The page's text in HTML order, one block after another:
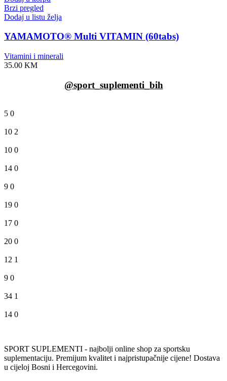
Brzi pregled
Dodaj u listu želja
YAMAMOTO® Multi VITAMIN (60tabs)
Vitamini i minerali
35.00 KM
@sport_suplementi_bih
5 0
10 2
10 0
14 0
9 0
19 0
17 0
20 0
12 1
9 0
34 1
14 0
SPORT SUPLEMENTI - najbolji online shop za sportsku
suplementaciju. Premijum kvalitet i najpristupačnije cijene! Dostava
u cijeloj Bosni i Hercegovini.